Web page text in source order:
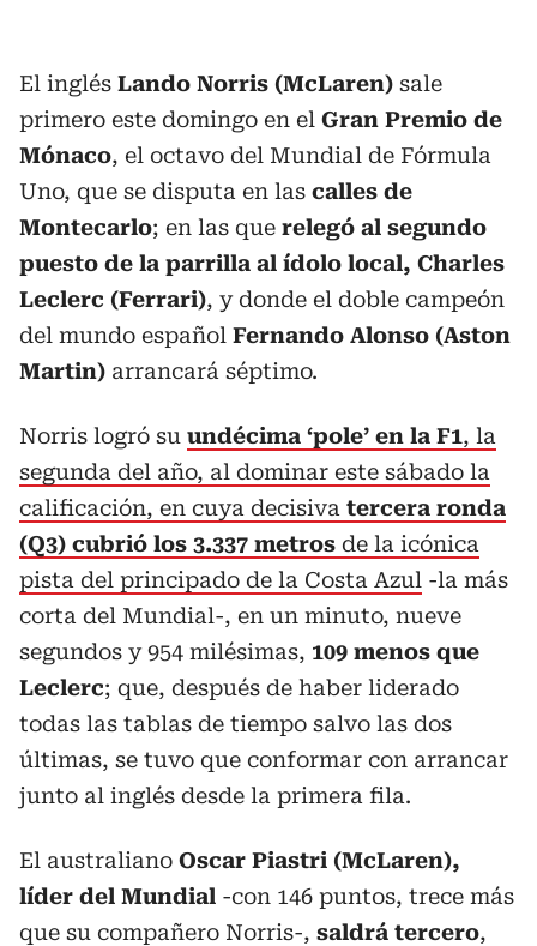
El inglés Lando Norris (McLaren) sale
primero este domingo en el Gran Premio de
Mónaco, el octavo del Mundial de Fórmula
Uno, que se disputa en las calles de
Montecarlo; en las que relegó al segundo
puesto de la parrilla al ídolo local, Charles
Leclerc (Ferrari), y donde el doble campeón
del mundo español Fernando Alonso (Aston
Martin) arrancará séptimo.
Norris logró su undécima ‘pole’ en la F1, la
segunda del año, al dominar este sábado la
calificación, en cuya decisiva tercera ronda
(Q3) cubrió los 3.337 metros de la icónica
pista del principado de la Costa Azul -la más
corta del Mundial-, en un minuto, nueve
segundos y 954 milésimas, 109 menos que
Leclerc; que, después de haber liderado
todas las tablas de tiempo salvo las dos
últimas, se tuvo que conformar con arrancar
junto al inglés desde la primera fila.
El australiano Oscar Piastri (McLaren),
líder del Mundial -con 146 puntos, trece más
que su compañero Norris-, saldrá tercero,